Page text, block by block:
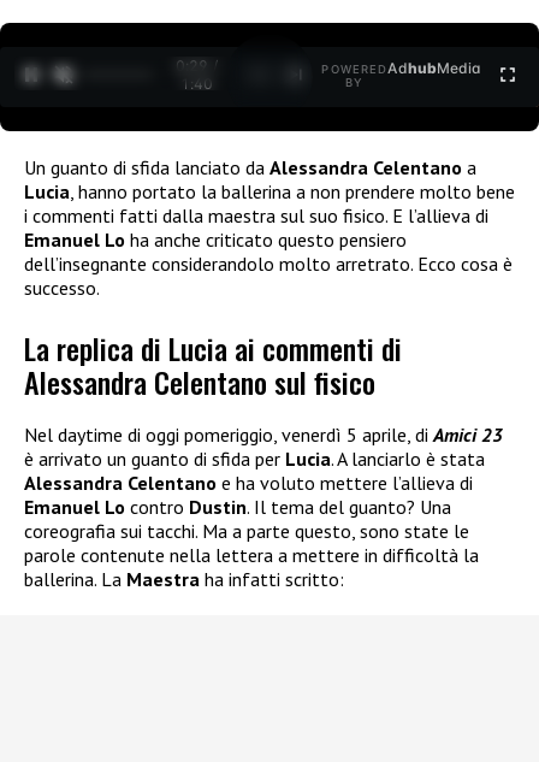
0:30 /
1:40
POWERED
BY
AdhubMedia
Un guanto di sfida lanciato da Alessandra Celentano a
Lucia , hanno portato la ballerina a non prendere molto bene
i commenti fatti dalla maestra sul suo fisico. E l’allieva di
Emanuel Lo ha anche criticato questo pensiero
dell’insegnante considerandolo molto arretrato. Ecco cosa è
successo.
La replica di Lucia ai commenti di
Alessandra Celentano sul fisico
Nel daytime di oggi pomeriggio, venerdì 5 aprile, diAmici 23
è arrivato un guanto di sfida per Lucia. A lanciarlo è stata
Alessandra Celentano e ha voluto mettere l’allieva di
Emanuel Lo contro Dustin. Il tema del guanto? Una
coreografia sui tacchi. Ma a parte questo, sono state le
parole contenute nella lettera a mettere in difficoltà la
ballerina. La Maestra ha infatti scritto: